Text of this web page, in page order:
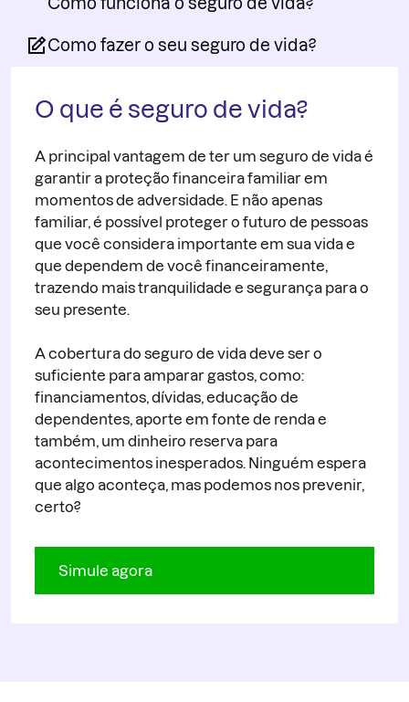
Como fazer o seu seguro de vida?
O que é seguro de vida?
A principal vantagem de ter um seguro de vida é
garantir a proteção financeira familiar em
momentos de adversidade. E não apenas
familiar, é possível proteger o futuro de pessoas
que você considera importante em sua vida e
que dependem de você financeiramente,
trazendo mais tranquilidade e segurança para o
seu presente.
A cobertura do seguro de vida deve ser o
suficiente para amparar gastos, como:
financiamentos, dívidas, educação de
dependentes, aporte em fonte de renda e
também, um dinheiro reserva para
acontecimentos inesperados. Ninguém espera
que algo aconteça, mas podemos nos prevenir,
certo?
Simule agora